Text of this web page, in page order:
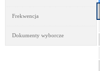
Frekwencja
Dokumenty wyborcze